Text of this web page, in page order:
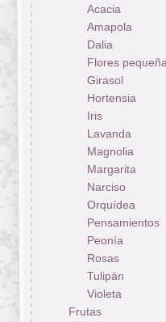
Acacia
Amapola
Dalia
Flores
Girasol
Hortensia
Iris
Lavanda
Magnolia
Margarita
Narciso
Orquídea
Pensamientos
Peonía
Rosas
Tulipán
Violeta
Frutas